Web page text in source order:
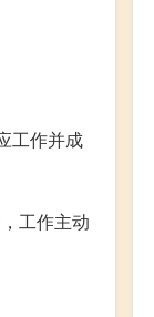
工作并成
工作主动